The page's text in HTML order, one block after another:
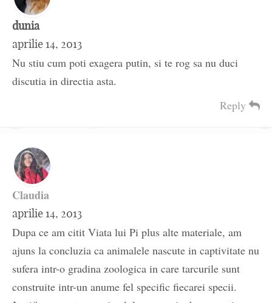
dunia
aprilie 14, 2013
Nu stiu cum poti exagera putin, si te rog sa nu duci
discutia in directia asta.
Reply
Claudia
aprilie 14, 2013
Dupa ce am citit Viata lui Pi plus alte materiale, am
ajuns la concluzia ca animalele nascute in captivitate nu
sufera intr-o gradina zoologica in care tarcurile sunt
construite intr-un anume fel specific fiecarei specii.